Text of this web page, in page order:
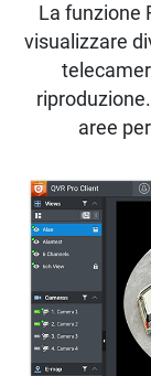
La funzione
visualizzare
aree